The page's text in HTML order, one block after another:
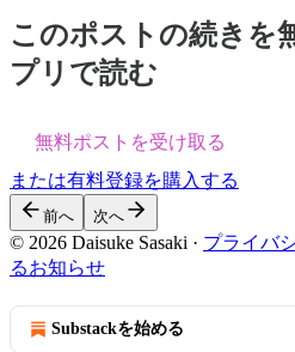
このポストの続きを
プリで読む
無料ポストを受け取る
または有料登録を購入する
前へ 次へ
© 2026 Daisuke Sasaki · プライバ
るお知らせ
Substackを始める